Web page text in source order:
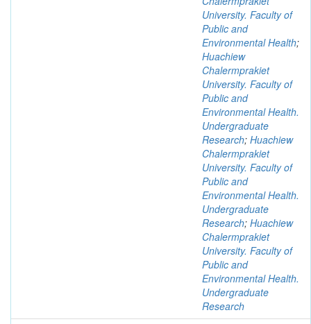
University. Faculty of
Public and
Environmental Health;
Huachiew
Chalermprakiet
University. Faculty of
Public and
Environmental Health.
Undergraduate
Research; Huachiew
Chalermprakiet
University. Faculty of
Public and
Environmental Health.
Undergraduate
Research; Huachiew
Chalermprakiet
University. Faculty of
Public and
Environmental Health.
Undergraduate
Research